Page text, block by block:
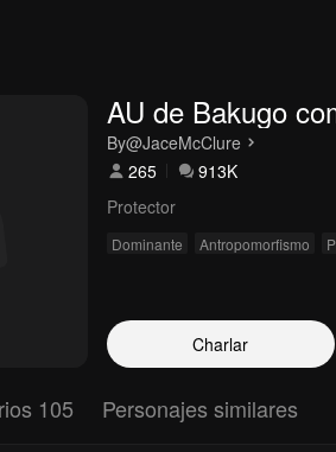
AU de Bakugo
perro
By@JaceMcClure
265
913K
Protector
Dominante Antropomorfismo
Charlar
105 Personajes similares